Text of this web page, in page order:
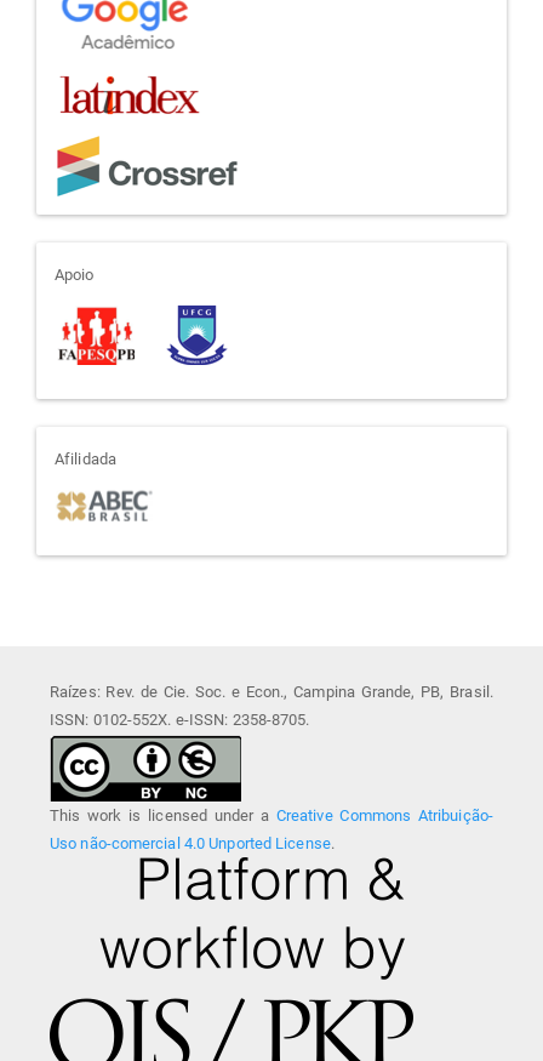
apoio
Apoio
afiliada
Afilidada
Raízes: Rev. de Cie. Soc. e Econ., Campina Grande, PB, Brasil.
ISSN: 0102-552X. e-ISSN: 2358-8705.
This work is licensed under a Creative Commons Atribuição-
Uso não-comercial 4.0 Unported License.